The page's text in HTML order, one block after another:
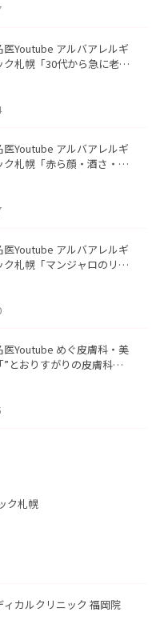
医Youtube アルバアレルギ
ク札幌「30代から急に老け
医Youtube アルバアレルギ
ク札幌「赤ら顔・酒さ・ニ
医Youtube アルバアレルギ
ク札幌「マンジャロのリア
医Youtube めぐ皮膚科・美
”とおりすがりの皮膚科
ク札幌
ィカルクリニック 福岡院